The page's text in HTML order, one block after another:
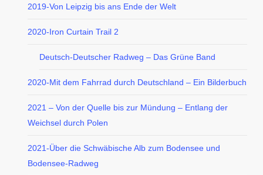
2019-Von Leipzig bis ans Ende der Welt
2020-Iron Curtain Trail 2
Deutsch-Deutscher Radweg – Das Grüne Band
2020-Mit dem Fahrrad durch Deutschland – Ein Bilderbuch
2021 – Von der Quelle bis zur Mündung – Entlang der
Weichsel durch Polen
2021-Über die Schwäbische Alb zum Bodensee und
Bodensee-Radweg